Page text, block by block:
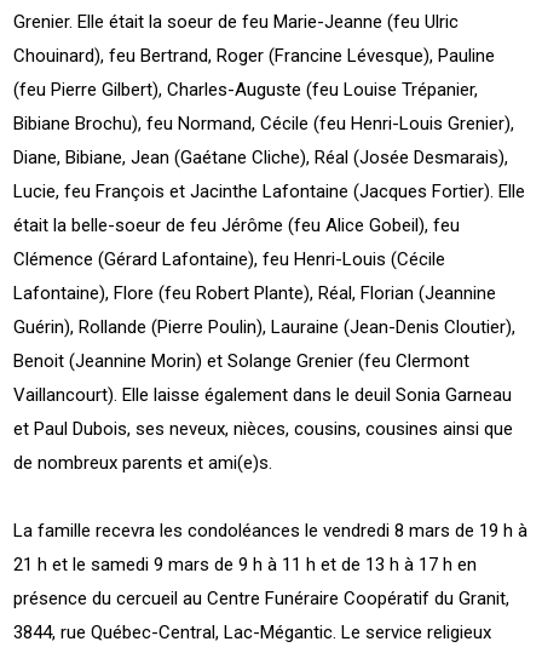
Grenier. Elle était la soeur de feu Marie-Jeanne (feu Ulric
Chouinard), feu Bertrand, Roger (Francine Lévesque), Pauline
(feu Pierre Gilbert), Charles-Auguste (feu Louise Trépanier,
Bibiane Brochu), feu Normand, Cécile (feu Henri-Louis Grenier),
Diane, Bibiane, Jean (Gaétane Cliche), Réal (Josée Desmarais),
Lucie, feu François et Jacinthe Lafontaine (Jacques Fortier). Elle
était la belle-soeur de feu Jérôme (feu Alice Gobeil), feu
Clémence (Gérard Lafontaine), feu Henri-Louis (Cécile
Lafontaine), Flore (feu Robert Plante), Réal, Florian (Jeannine
Guérin), Rollande (Pierre Poulin), Lauraine (Jean-Denis Cloutier),
Benoit (Jeannine Morin) et Solange Grenier (feu Clermont
Vaillancourt). Elle laisse également dans le deuil Sonia Garneau
et Paul Dubois, ses neveux, nièces, cousins, cousines ainsi que
de nombreux parents et ami(e)s.
La famille recevra les condoléances le vendredi 8 mars de 19 h à
21 h et le samedi 9 mars de 9 h à 11 h et de 13 h à 17 h en
présence du cercueil au Centre Funéraire Coopératif du Granit,
3844, rue Québec-Central, Lac-Mégantic. Le service religieux